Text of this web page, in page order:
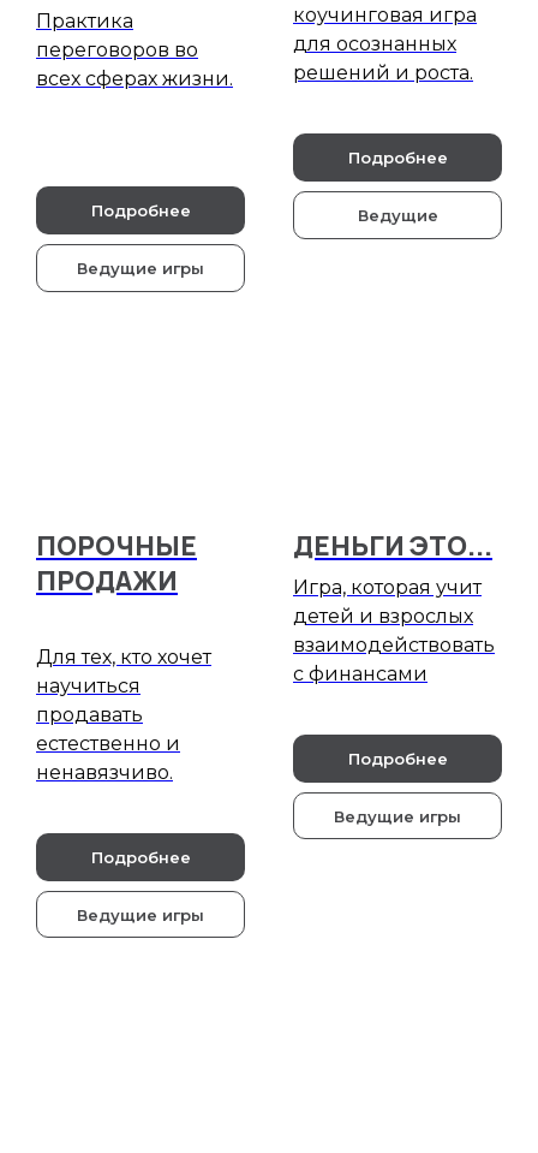
Практика
переговоров во
всех сферах жизни.
Подробнее
Ведущие игры
коучинговая игра
для осознанных
решений и роста.
Подробнее
Ведущие
ПОРОЧНЫЕ
ПРОДАЖИ
Для тех, кто хочет
научиться
продавать
естественно и
ненавязчиво.
Подробнее
Ведущие игры
ДЕНЬГИ ЭТО...
Игра, которая учит
детей и взрослых
взаимодействовать
с финансами
Подробнее
Ведущие игры